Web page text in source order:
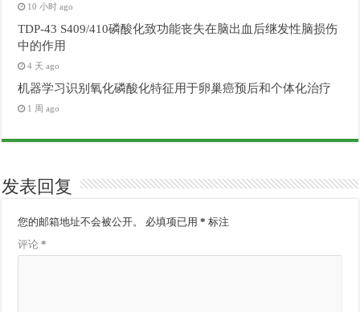
10 小时 ago
TDP-43 S409/410磷酸化致功能丧失在脑出血后继发性脑损伤
中的作用
4 天 ago
机器学习识别氧化磷酸化特征用于卵巢癌预后和个体化治疗
1 周 ago
发表回复
您的邮箱地址不会被公开。 必填项已用* 标注
评论*